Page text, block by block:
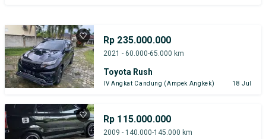
Rp 235.000.000
2021 - 60.000-65.000 km
Toyota Rush
IV Angkat Candung (Ampek Angkek) 18 Jul
Rp 115.000.000
2009 - 140.000-145.000 km